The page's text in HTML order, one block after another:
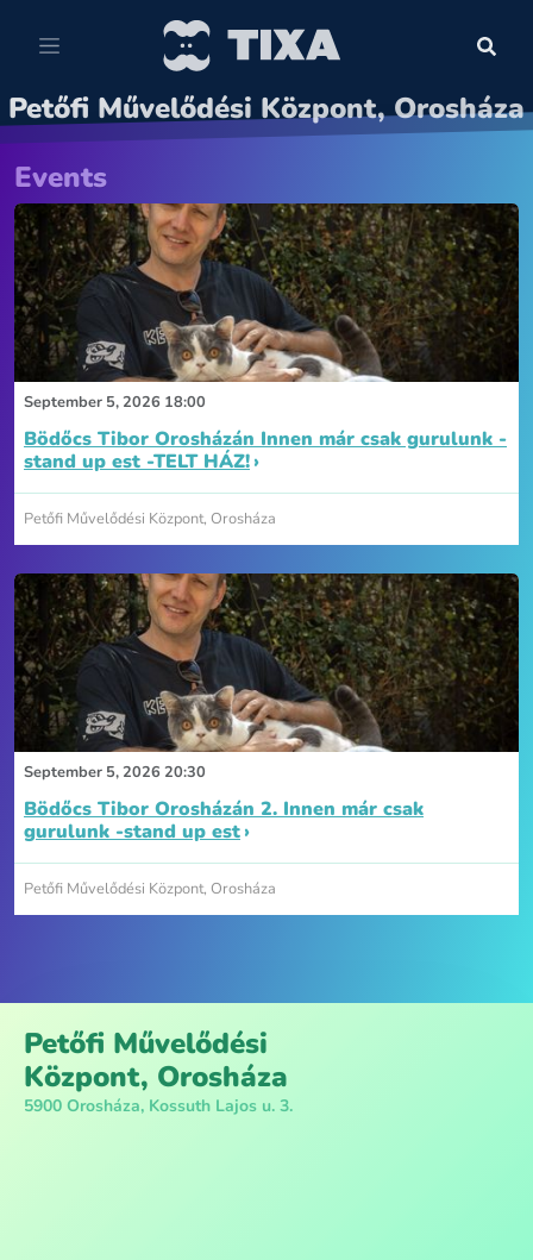
Petőfi Művelődési Központ, Orosháza
Events
September 5, 2026 18:00
Bödőcs Tibor Orosházán Innen már csak gurulunk -
stand up est -TELT HÁZ!
Petőfi Művelődési Központ, Orosháza
September 5, 2026 20:30
Bödőcs Tibor Orosházán 2. Innen már csak
gurulunk -stand up est
Petőfi Művelődési Központ, Orosháza
Petőfi Művelődési
Központ, Orosháza
5900 Orosháza, Kossuth Lajos u. 3.